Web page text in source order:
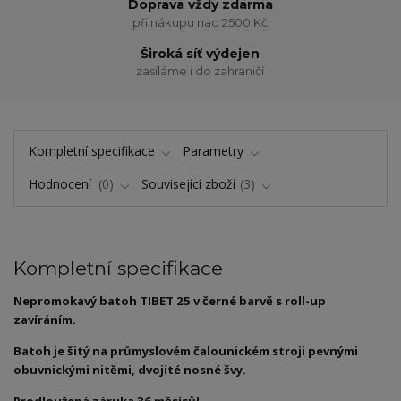
Doprava vždy zdarma
při nákupu nad 2500 Kč
Široká síť výdejen
zasíláme i do zahraničí
Kompletní specifikace
Parametry
Hodnocení
0 Související zboží 3
Kompletní specifikace
Nepromokavý batoh TIBET 25 v černé barvě s roll-up
zavíráním.
Batoh je šitý na průmyslovém čalounickém stroji pevnými
obuvnickými nitěmi, dvojité nosné švy.